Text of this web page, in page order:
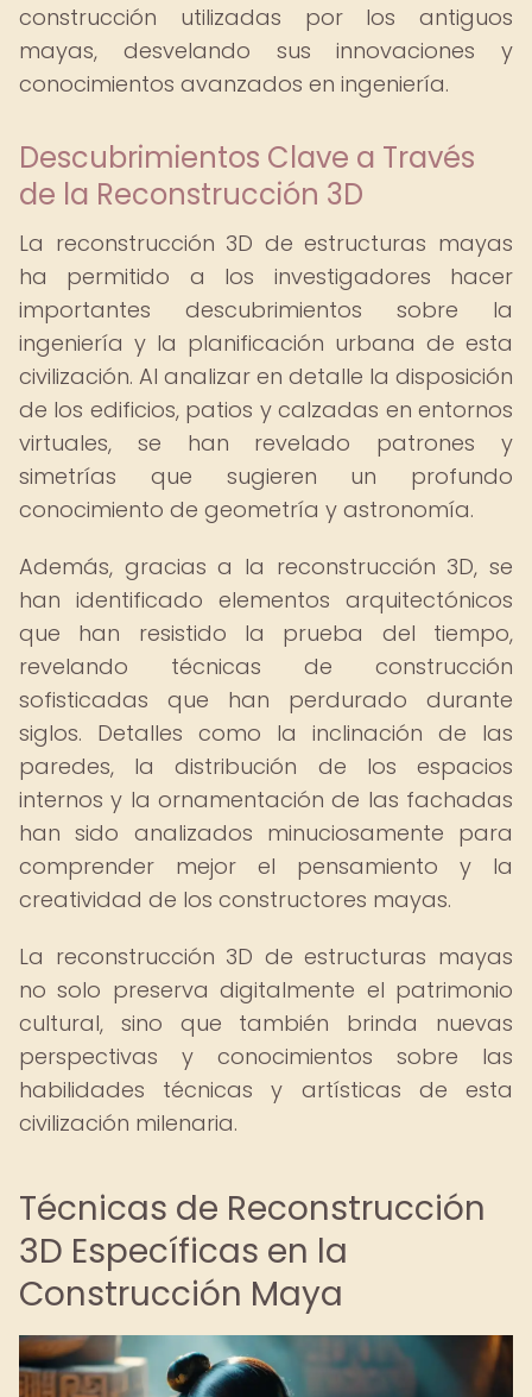
construcción utilizadas por los antiguos
mayas, desvelando sus innovaciones y
conocimientos avanzados en ingeniería.
Descubrimientos Clave a Través
de la Reconstrucción 3D
La reconstrucción 3D de estructuras mayas
ha permitido a los investigadores hacer
importantes descubrimientos sobre la
ingeniería y la planificación urbana de esta
civilización. Al analizar en detalle la disposición
de los edificios, patios y calzadas en entornos
virtuales, se han revelado patrones y
simetrías que sugieren un profundo
conocimiento de geometría y astronomía.
Además, gracias a la reconstrucción 3D, se
han identificado elementos arquitectónicos
que han resistido la prueba del tiempo,
revelando técnicas de construcción
sofisticadas que han perdurado durante
siglos. Detalles como la inclinación de las
paredes, la distribución de los espacios
internos y la ornamentación de las fachadas
han sido analizados minuciosamente para
comprender mejor el pensamiento y la
creatividad de los constructores mayas.
La reconstrucción 3D de estructuras mayas
no solo preserva digitalmente el patrimonio
cultural, sino que también brinda nuevas
perspectivas y conocimientos sobre las
habilidades técnicas y artísticas de esta
civilización milenaria.
Técnicas de Reconstrucción
3D Específicas en la
Construcción Maya